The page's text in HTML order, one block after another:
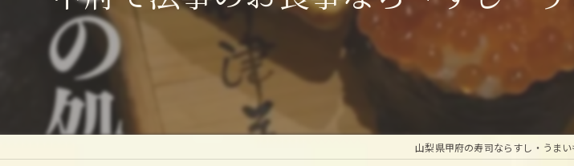
山梨県甲府の寿司ならすし・うま